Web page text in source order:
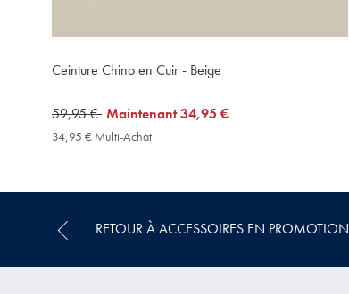
Ceinture Chino en Cuir - Beige
was
59,95
59,95 € now
34,95
Maintenant34,95 €
34,95 € Multi-Achat
RETOUR À ACCESSOIRES EN PROMOTION